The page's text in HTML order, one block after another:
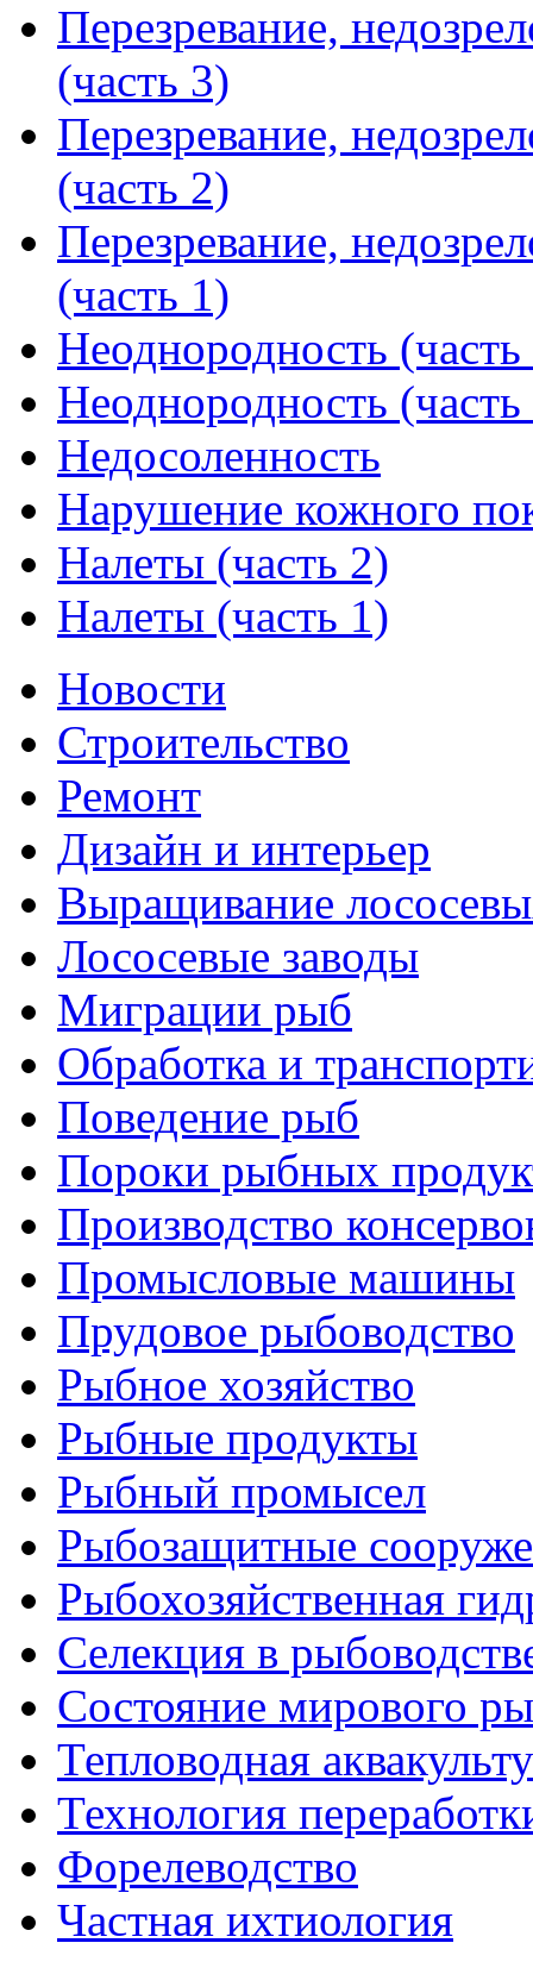
Перезревание,
(часть 3)
Перезревание,
(часть 2)
Перезревание,
(часть 1)
Неоднородность
Неоднородность
Недосоленность
Нарушение кожного
Налеты (часть 2)
Налеты (часть 1)
Новости
Строительство
Ремонт
Дизайн и интерьер
Выращивание
Лососевые заводы
Миграции рыб
Обработка и
Поведение рыб
Пороки рыбных
Производство
Промысловые машины
Прудовое рыбоводство
Рыбное хозяйство
Рыбные продукты
Рыбный промысел
Рыбозащитные
Рыбохозяйственная
Селекция в
Состояние мирового
Тепловодная
Технология
Форелеводство
Частная ихтиология